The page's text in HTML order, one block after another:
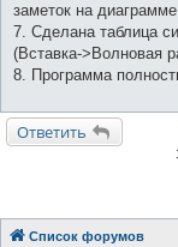
заметок на
7. Сделана таблица
(Вставка->Волновая
8. Программа
Ответить
Список форумов